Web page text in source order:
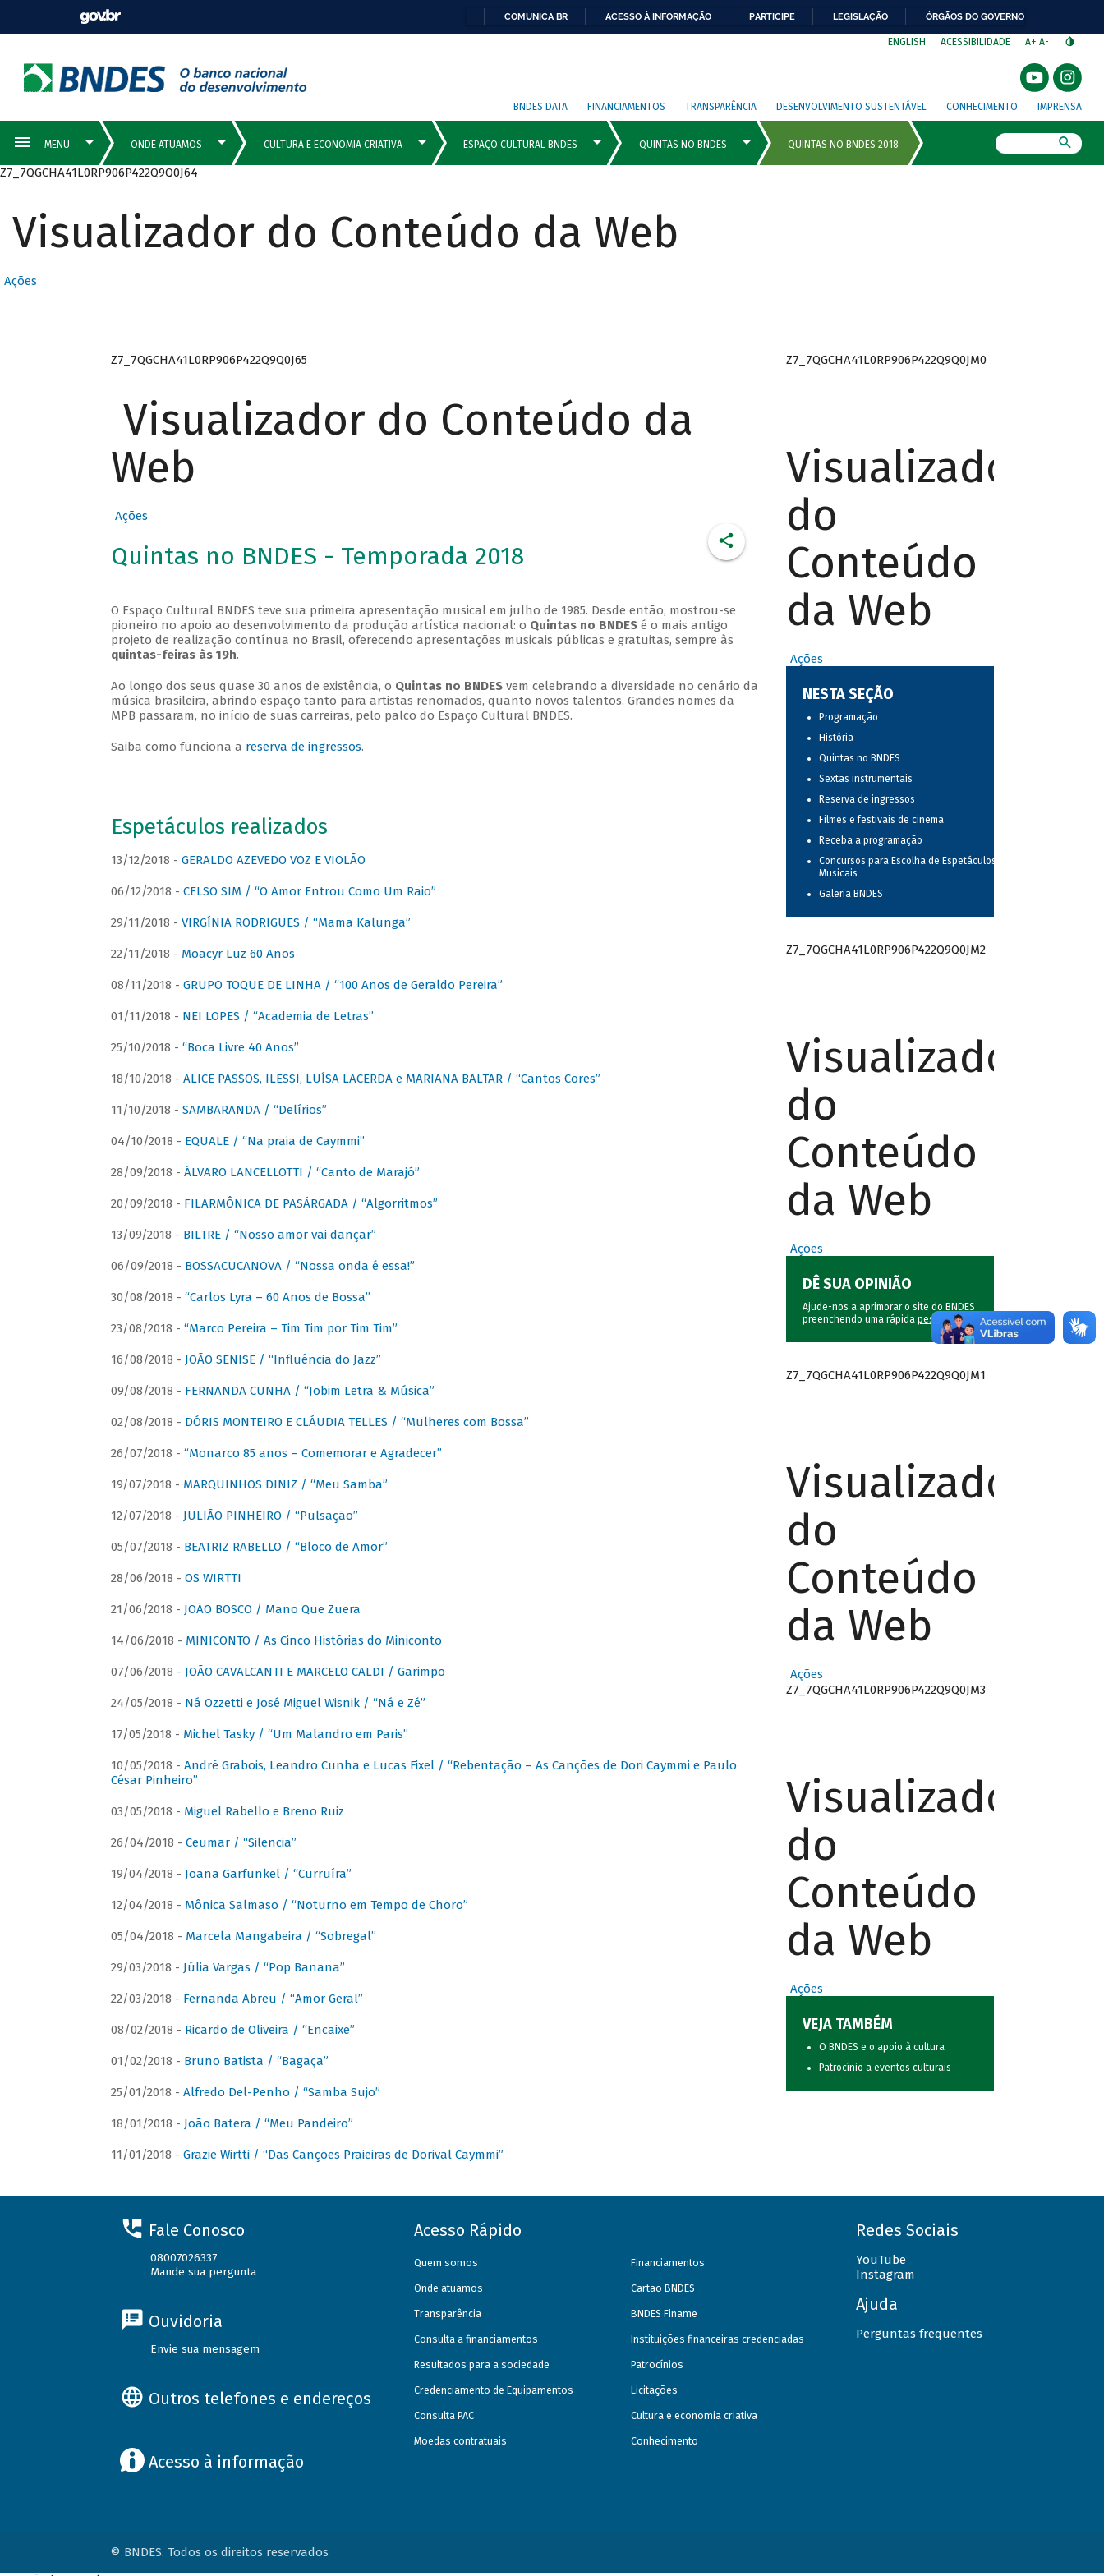
COMUNICA BR ACESSO À INFORMAÇÃO PARTICIPE LEGISLAÇÃO ÓRGÃOS DO GOVERNO
ENGLISH ACESSIBILIDADE A+ A-
BNDES DATA FINANCIAMENTOS TRANSPARÊNCIA DESENVOLVIMENTO SUSTENTÁVEL CONHECIMENTO IMPRENSA
Z7_7QGCHA41L0RP906P422Q9Q0J64
Visualizador do Conteúdo da Web
Ações
Z7_7QGCHA41L0RP906P422Q9Q0J65
Visualizador do Conteúdo da
Web
Ações
Quintas no BNDES - Temporada 2018
O Espaço Cultural BNDES teve sua primeira apresentação musical em julho de 1985. Desde então, mostrou-se
pioneiro no apoio ao desenvolvimento da produção artística nacional: o Quintas no BNDESé o mais antigo
projeto de realização contínua no Brasil, oferecendo apresentações musicais públicas e gratuitas, sempre às
quintas-feiras às 19h.
Ao longo dos seus quase 30 anos de existência, o Quintas no BNDESvem celebrando a diversidade no cenário da
música brasileira, abrindo espaço tanto para artistas renomados, quanto novos talentos. Grandes nomes da
MPB passaram, no início de suas carreiras, pelo palco do Espaço Cultural BNDES.
Saiba como funciona a reserva de ingressos.
Espetáculos realizados
13/12/2018 - GERALDO AZEVEDO VOZ E VIOLÃO
06/12/2018 - CELSO SIM / “O Amor Entrou Como Um Raio”
29/11/2018 - VIRGÍNIA RODRIGUES / “Mama Kalunga”
22/11/2018 - Moacyr Luz 60 Anos
08/11/2018 - GRUPO TOQUE DE LINHA / “100 Anos de Geraldo Pereira”
01/11/2018 - NEI LOPES / “Academia de Letras”
25/10/2018 - “Boca Livre 40 Anos”
18/10/2018 - ALICE PASSOS, ILESSI, LUÍSA LACERDA e MARIANA BALTAR / “Cantos Cores”
11/10/2018 - SAMBARANDA / “Delírios”
04/10/2018 - EQUALE / “Na praia de Caymmi”
28/09/2018 - ÁLVARO LANCELLOTTI / “Canto de Marajó”
20/09/2018 - FILARMÔNICA DE PASÁRGADA / “Algorritmos”
13/09/2018 - BILTRE / “Nosso amor vai dançar”
06/09/2018 - BOSSACUCANOVA / “Nossa onda é essa!”
30/08/2018 - “Carlos Lyra – 60 Anos de Bossa”
23/08/2018 - “Marco Pereira – Tim Tim por Tim Tim”
16/08/2018 - JOÃO SENISE / “Influência do Jazz”
09/08/2018 - FERNANDA CUNHA / “Jobim Letra & Música”
02/08/2018 - DÓRIS MONTEIRO E CLÁUDIA TELLES / “Mulheres com Bossa”
26/07/2018 - “Monarco 85 anos – Comemorar e Agradecer”
19/07/2018 - MARQUINHOS DINIZ / “Meu Samba”
12/07/2018 - JULIÃO PINHEIRO / “Pulsação”
05/07/2018 - BEATRIZ RABELLO / “Bloco de Amor”
28/06/2018 - OS WIRTTI
21/06/2018 - JOÃO BOSCO / Mano Que Zuera
14/06/2018 - MINICONTO / As Cinco Histórias do Miniconto
07/06/2018 - JOÃO CAVALCANTI E MARCELO CALDI / Garimpo
24/05/2018 - Ná Ozzetti e José Miguel Wisnik / “Ná e Zé”
17/05/2018 - Michel Tasky / “Um Malandro em Paris”
10/05/2018 - André Grabois, Leandro Cunha e Lucas Fixel / “Rebentação – As Canções de Dori Caymmi e Paulo
César Pinheiro”
03/05/2018 - Miguel Rabello e Breno Ruiz
26/04/2018 - Ceumar / “Silencia”
19/04/2018 - Joana Garfunkel / “Curruíra”
12/04/2018 - Mônica Salmaso / “Noturno em Tempo de Choro”
05/04/2018 - Marcela Mangabeira / “Sobregal”
29/03/2018 - Júlia Vargas / “Pop Banana”
22/03/2018 - Fernanda Abreu / “Amor Geral”
08/02/2018 - Ricardo de Oliveira / “Encaixe”
01/02/2018 - Bruno Batista / “Bagaça”
25/01/2018 - Alfredo Del-Penho / “Samba Sujo”
18/01/2018 - João Batera / “Meu Pandeiro”
11/01/2018 - Grazie Wirtti / “Das Canções Praieiras de Dorival Caymmi”
Z7_7QGCHA41L0RP906P422Q9Q0JM0
Visualizador
do
Conteúdo
da Web
Ações
NESTA SEÇÃO
Programação
História
Quintas no BNDES
Sextas instrumentais
Reserva de ingressos
Filmes e festivais de cinema
Receba a programação
Concursos para Escolha de Espetáculos
Musicais
Galeria BNDES
Z7_7QGCHA41L0RP906P422Q9Q0JM2
Visualizador
do
Conteúdo
da Web
Ações
DÊ SUA OPINIÃO
Ajude-nos a aprimorar o site do BNDES
preenchendo uma rápida pesquisa.
Z7_7QGCHA41L0RP906P422Q9Q0JM1
Visualizador
do
Conteúdo
da Web
Ações
Z7_7QGCHA41L0RP906P422Q9Q0JM3
Visualizador
do
Conteúdo
da Web
Ações
VEJA TAMBÉM
O BNDES e o apoio à cultura
Patrocínio a eventos culturais
Fale Conosco
08007026337
Mande sua pergunta
Ouvidoria
Envie sua mensagem
Outros telefones e endereços
Acesso à informação
Acesso Rápido
Quem somos
Onde atuamos
Transparência
Consulta a financiamentos
Resultados para a sociedade
Credenciamento de Equipamentos
Consulta PAC
Moedas contratuais
Financiamentos
Cartão BNDES
BNDES Finame
Instituições financeiras credenciadas
Patrocínios
Licitações
Cultura e economia criativa
Conhecimento
Redes Sociais
YouTube
Instagram
Ajuda
Perguntas frequentes
© BNDES. Todos os direitos reservados